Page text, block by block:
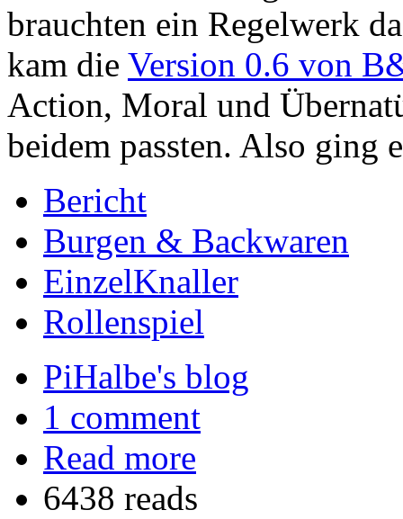
brauchten ein Regelwerk
kam die Version 0.6 von
Action, Moral und
beidem passten. Also ging
Bericht
Burgen & Backwaren
EinzelKnaller
Rollenspiel
PiHalbe's blog
1 comment
Read more
6438 reads